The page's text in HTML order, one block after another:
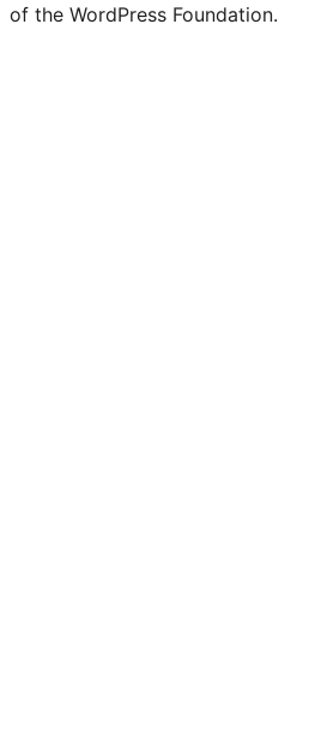
of the WordPress Foundation.